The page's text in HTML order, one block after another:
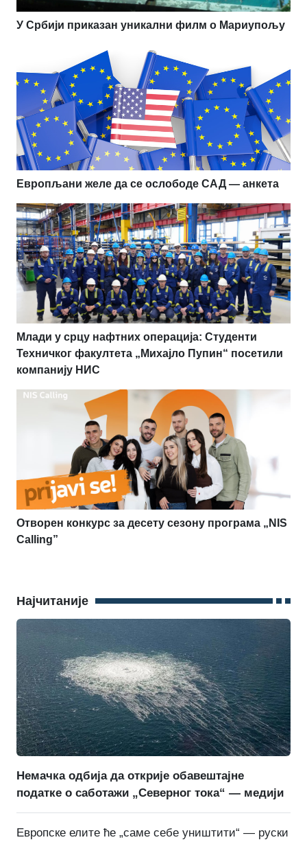
У Србији приказан уникални филм о Мариупољу
Европљани желе да се ослободе САД — анкета
Млади у срцу нафтних операција: Студенти
Техничког факултета „Михајло Пупин“ посетили
компанију НИС
Отворен конкурс за десету сезону програма „NIS
Calling”
Најчитаније
Немачка одбија да открије обавештајне
податке о саботажи „Северног тока“ — медији
Европске елите ће „саме себе уништити“ — руски